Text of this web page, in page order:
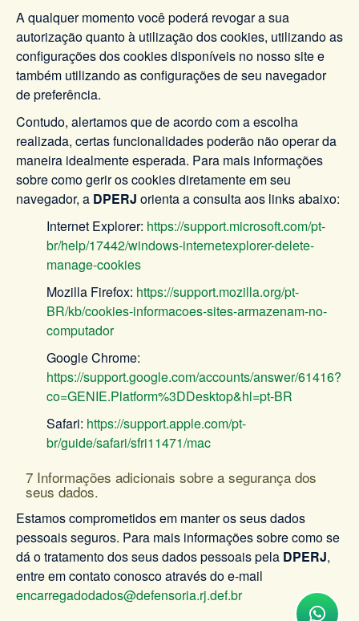
A qualquer momento você poderá revogar a sua
autorização quanto à utilização dos cookies, utilizando as
configurações dos cookies disponíveis no nosso site e
também utilizando as configurações de seu navegador
de preferência.
Contudo, alertamos que de acordo com a escolha
realizada, certas funcionalidades poderão não operar da
maneira idealmente esperada. Para mais informações
sobre como gerir os cookies diretamente em seu
navegador, a DPERJ orienta a consulta aos links abaixo:
Internet Explorer: https://support.microsoft.com/pt-
br/help/17442/windows-internetexplorer-delete-
manage-cookies
Mozilla Firefox: https://support.mozilla.org/pt-
BR/kb/cookies-informacoes-sites-armazenam-no-
computador
Google Chrome:
https://support.google.com/accounts/answer/61416?
co=GENIE.Platform%3DDesktop&hl=pt-BR
Safari: https://support.apple.com/pt-
br/guide/safari/sfri11471/mac
7 Informações adicionais sobre a segurança dos
seus dados.
Estamos comprometidos em manter os seus dados
pessoais seguros. Para mais informações sobre como se
dá o tratamento dos seus dados pessoais pela DPERJ,
entre em contato conosco através do e-mail
encarregadodados@defensoria.rj.def.br